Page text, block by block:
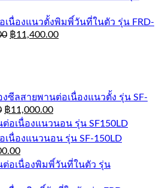
เนื่องแนวตั้งพิมพิ์วันที่ในตัว รุ่น FRD-
฿11,400.00
งซีลสายพานต่อเนื่องแนวตั้ง รุ่น SF-
฿11,000.00
เนื่องแนวนอน รุ่น SF-150LD